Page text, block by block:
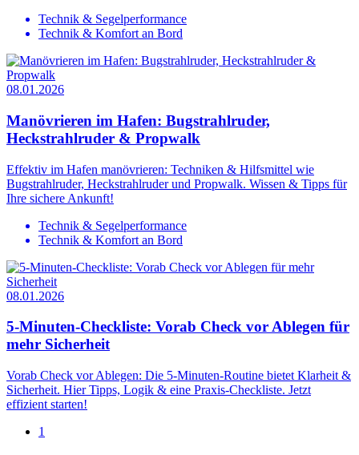
Technik & Segelperformance
Technik & Komfort an Bord
08.01.2026
Manövrieren im Hafen: Bugstrahlruder,
Heckstrahlruder & Propwalk
Effektiv im Hafen manövrieren: Techniken & Hilfsmittel wie
Bugstrahlruder, Heckstrahlruder und Propwalk. Wissen & Tipps für
Ihre sichere Ankunft!
Technik & Segelperformance
Technik & Komfort an Bord
08.01.2026
5-Minuten-Checkliste: Vorab Check vor Ablegen für
mehr Sicherheit
Vorab Check vor Ablegen: Die 5-Minuten-Routine bietet Klarheit &
Sicherheit. Hier Tipps, Logik & eine Praxis-Checkliste. Jetzt
effizient starten!
1